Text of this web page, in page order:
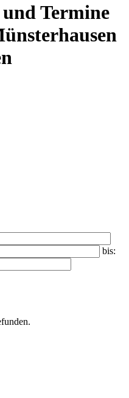
Termine
bis: